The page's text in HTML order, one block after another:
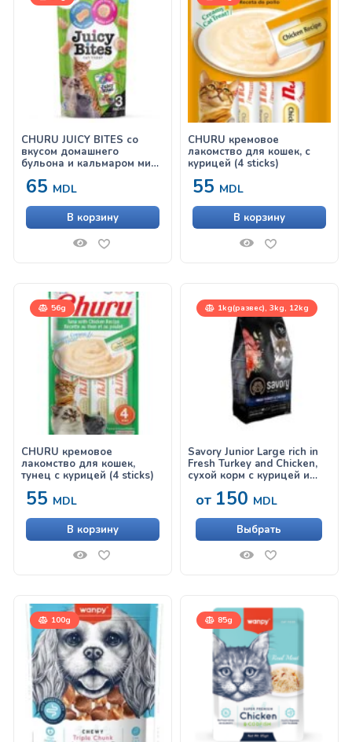
CHURU JUICY BITES со
вкусом домашнего
бульона и кальмаром микс
65 MDL
В корзину
CHURU кремовое
лакомство для кошек, с
курицей (4 sticks)
55 MDL
В корзину
56g
CHURU кремовое
лакомство для кошек,
тунец с курицей (4 sticks)
55 MDL
В корзину
1kg(развес), 3kg, 12kg
Savory Junior Large rich in
Fresh Turkey and Chicken,
сухой корм с курицей и
крупных пород
от 150 MDL
Выбрать
100g 85g